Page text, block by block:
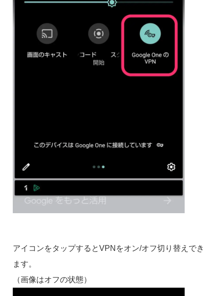
アイコンをタップするとVPNをオン/オフ切り替えでき
ます。
（画像はオフの状態）